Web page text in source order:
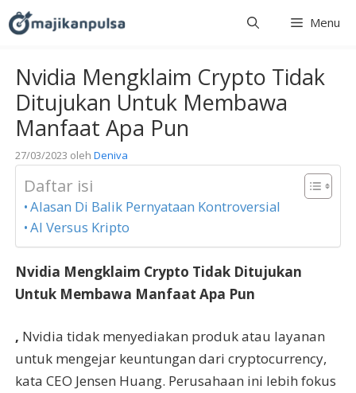
Langsung
ke
Menu
Nvidia Mengklaim Crypto Tidak
Ditujukan Untuk Membawa
Manfaat Apa Pun
27/03/2023 oleh Deniva
Daftar isi
Alasan Di Balik Pernyataan Kontroversial
AI Versus Kripto
Nvidia Mengklaim Crypto Tidak Ditujukan
Untuk Membawa Manfaat Apa Pun
, Nvidia tidak menyediakan produk atau layanan
untuk mengejar keuntungan dari cryptocurrency,
kata CEO Jensen Huang. Perusahaan ini lebih fokus